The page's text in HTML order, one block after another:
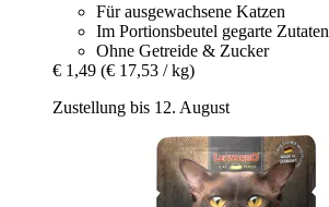
Für ausgewachsene Katzen
Im Portionsbeutel gegarte Zutaten
Ohne Getreide & Zucker
€ 1,49 (€ 17,53 / kg)
Zustellung bis 12. August